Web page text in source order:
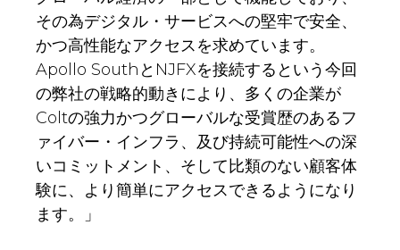
その為デジタル・サービスへの堅牢で安全、
かつ高性能なアクセスを求めています。
Apollo SouthとNJFXを接続するという今回
の弊社の戦略的動きにより、多くの企業が
Coltの強力かつグローバルな受賞歴のあるフ
ァイバー・インフラ、及び持続可能性への深
いコミットメント、そして比類のない顧客体
験に、より簡単にアクセスできるようになり
ます。」